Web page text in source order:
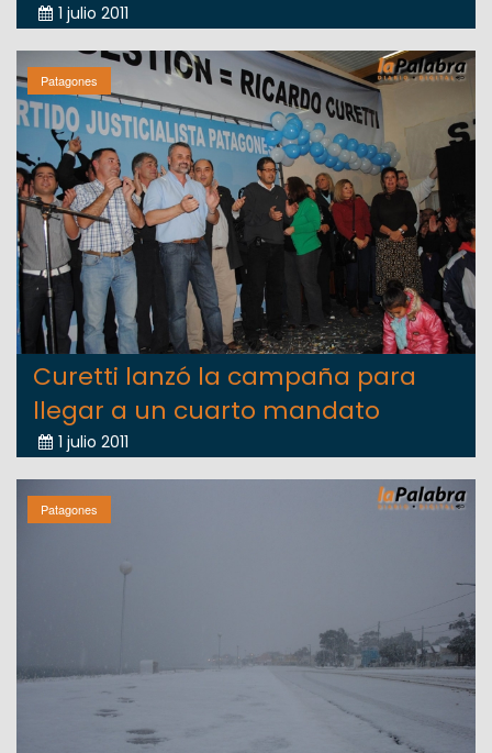
1 julio 2011
Patagones
Curetti lanzó la campaña para
llegar a un cuarto mandato
1 julio 2011
Patagones